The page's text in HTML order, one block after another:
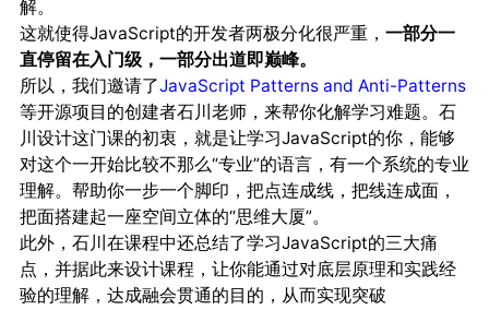
解。
这就使得JavaScript的开发者两极分化很严重， 一部分一
直停留在入门级，一部分出道即巅峰。
所以，我们邀请了JavaScript Patterns and Anti-Patterns
等开源项目的创建者石川老师，来帮你化解学习难题。石
川设计这门课的初衷，就是让学习JavaScript的你，能够
对这个一开始比较不那么“专业”的语言，有一个系统的专业
理解。帮助你一步一个脚印，把点连成线，把线连成面，
把面搭建起一座空间立体的“思维大厦”。
此外，石川在课程中还总结了学习JavaScript的三大痛
点，并据此来设计课程，让你能通过对底层原理和实践经
验的理解，达成融会贯通的目的，从而实现突破